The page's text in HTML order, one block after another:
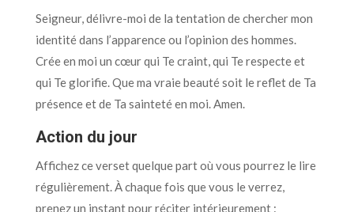
Seigneur, délivre-moi de la tentation de chercher mon
identité dans l’apparence ou l’opinion des hommes.
Crée en moi un cœur qui Te craint, qui Te respecte et
qui Te glorifie. Que ma vraie beauté soit le reflet de Ta
présence et de Ta sainteté en moi. Amen.
Action du jour
Affichez ce verset quelque part où vous pourrez le lire
régulièrement. À chaque fois que vous le verrez,
prenez un instant pour réciter intérieurement :